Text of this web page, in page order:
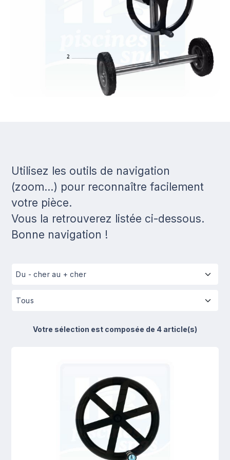
Utilisez les outils de navigation
(zoom...) pour reconnaître facilement
votre pièce.
Vous la retrouverez listée ci-dessous.
Bonne navigation !
Votre sélection est composée de 4 article(s)